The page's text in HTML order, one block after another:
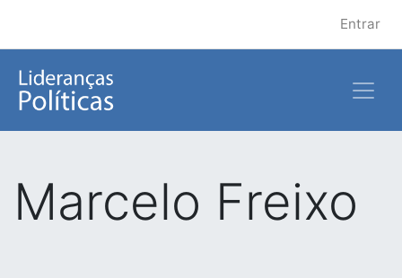
Entrar
Marcelo Freixo